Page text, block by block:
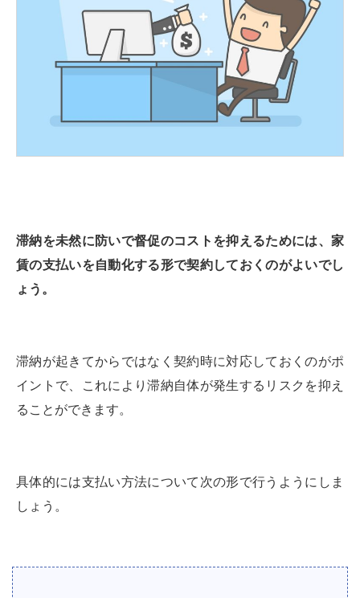
滞納を未然に防いで督促のコストを抑えるためには、家
賃の支払いを自動化する形で契約しておくのがよいでし
ょう。
滞納が起きてからではなく契約時に対応しておくのがポ
イントで、これにより滞納自体が発生するリスクを抑え
ることができます。
具体的には支払い方法について次の形で行うようにしま
しょう。